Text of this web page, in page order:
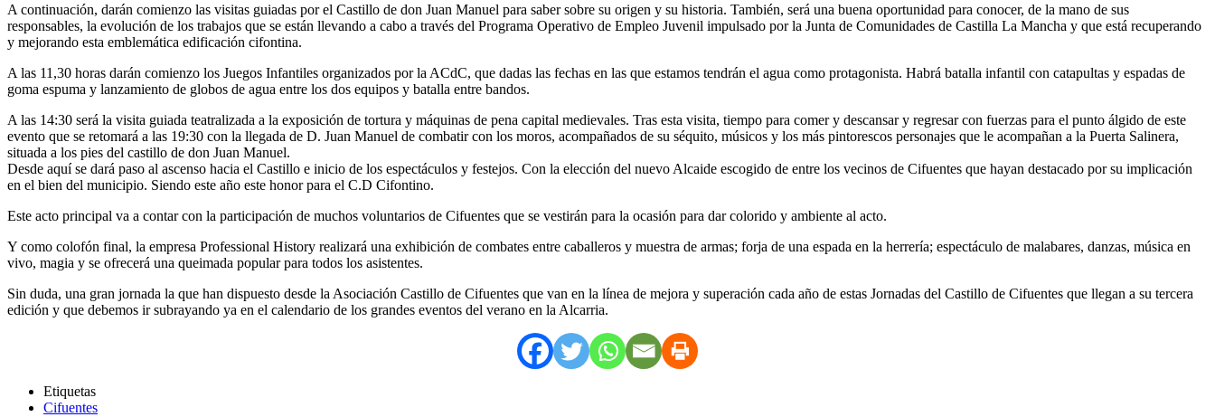
A continuación, darán comienzo las visitas guiadas por el Castillo de don Juan Manuel para saber sobre su origen y su historia. También, será una buena oportunidad para conocer, de la mano de sus
responsables, la evolución de los trabajos que se están llevando a cabo a través del Programa Operativo de Empleo Juvenil impulsado por la Junta de Comunidades de Castilla La Mancha y que está recuperando
y mejorando esta emblemática edificación cifontina.
A las 11,30 horas darán comienzo los Juegos Infantiles organizados por la ACdC, que dadas las fechas en las que estamos tendrán el agua como protagonista. Habrá batalla infantil con catapultas y espadas de
goma espuma y lanzamiento de globos de agua entre los dos equipos y batalla entre bandos.
A las 14:30 será la visita guiada teatralizada a la exposición de tortura y máquinas de pena capital medievales. Tras esta visita, tiempo para comer y descansar y regresar con fuerzas para el punto álgido de este
evento que se retomará a las 19:30 con la llegada de D. Juan Manuel de combatir con los moros, acompañados de su séquito, músicos y los más pintorescos personajes que le acompañan a la Puerta Salinera,
situada a los pies del castillo de don Juan Manuel.
Desde aquí se dará paso al ascenso hacia el Castillo e inicio de los espectáculos y festejos. Con la elección del nuevo Alcaide escogido de entre los vecinos de Cifuentes que hayan destacado por su implicación
en el bien del municipio. Siendo este año este honor para el C.D Cifontino.
Este acto principal va a contar con la participación de muchos voluntarios de Cifuentes que se vestirán para la ocasión para dar colorido y ambiente al acto.
Y como colofón final, la empresa Professional History realizará una exhibición de combates entre caballeros y muestra de armas; forja de una espada en la herrería; espectáculo de malabares, danzas, música en
vivo, magia y se ofrecerá una queimada popular para todos los asistentes.
Sin duda, una gran jornada la que han dispuesto desde la Asociación Castillo de Cifuentes que van en la línea de mejora y superación cada año de estas Jornadas del Castillo de Cifuentes que llegan a su tercera
edición y que debemos ir subrayando ya en el calendario de los grandes eventos del verano en la Alcarria.
Etiquetas
Cifuentes